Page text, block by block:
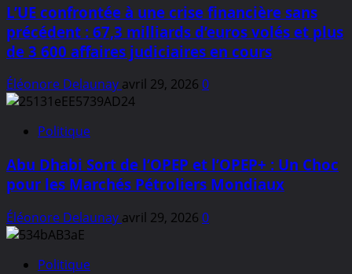
L’UE confrontée à une crise financière sans
précédent : 67,3 milliards d’euros volés et plus
de 3 600 affaires judiciaires en cours
Éléonore Delaunay avril 29, 2026 0
Politique
Abu Dhabi Sort de l’OPEP et l’OPEP+ : Un Choc
pour les Marchés Pétroliers Mondiaux
Éléonore Delaunay avril 29, 2026 0
Politique